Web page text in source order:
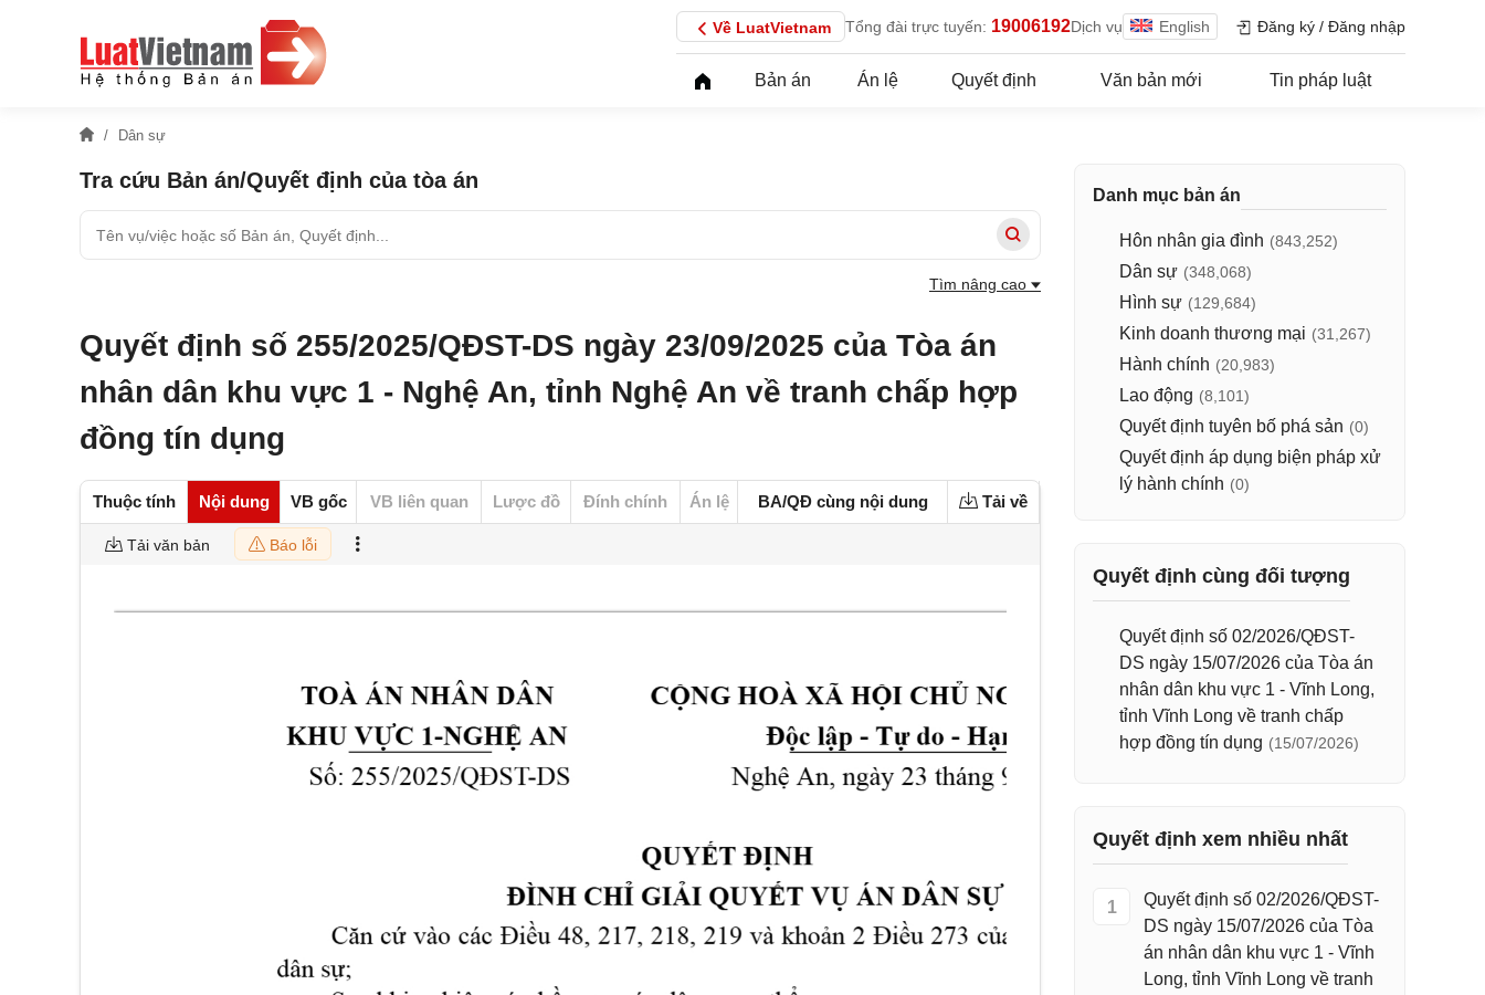
Về LuatVietnam Tổng đài trực tuyến: 19006192Dịch vụ English Đăng ký / Đăng nhập
Bản án Án lệ Quyết định Văn bản mới Tin pháp luật
Dân sự
Tra cứu Bản án/Quyết định của tòa án
Tìm nâng cao
Quyết định số 255/2025/QĐST-DS ngày 23/09/2025 của Tòa án
nhân dân khu vực 1 - Nghệ An, tỉnh Nghệ An về tranh chấp hợp
đồng tín dụng
Thuộc tính Nội dung VB gốc VB liên quan Lược đồ Đính chính Án lệ BA/QĐ cùng nội dung Tải về
Tải văn bản Báo lỗi
Danh mục bản án
Hôn nhân gia đình (843,252)
Dân sự (348,068)
Hình sự (129,684)
Kinh doanh thương mại (31,267)
Hành chính (20,983)
Lao động (8,101)
Quyết định tuyên bố phá sản (0)
Quyết định áp dụng biện pháp xử
lý hành chính (0)
Quyết định cùng đối tượng
Quyết định số 02/2026/QĐST-
DS ngày 15/07/2026 của Tòa án
nhân dân khu vực 1 - Vĩnh Long,
tỉnh Vĩnh Long về tranh chấp
hợp đồng tín dụng (15/07/2026)
Quyết định xem nhiều nhất
1
Quyết định số 02/2026/QĐST-
DS ngày 15/07/2026 của Tòa
án nhân dân khu vực 1 - Vĩnh
Long, tỉnh Vĩnh Long về tranh